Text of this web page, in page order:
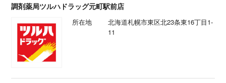
調剤薬局ツルハドラッグ元町駅前店
所在地
北海道札幌市東区北23条東16丁目1-
11